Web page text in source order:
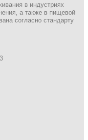
в индустриях
а также в пищевой
согласно стандарту